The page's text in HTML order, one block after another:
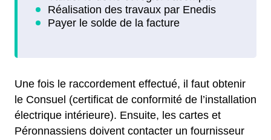
Une fois le raccordement effectué, il faut obtenir
le Consuel (certificat de conformité de l’installation
électrique intérieure). Ensuite, les cartes et
Péronnassiens doivent contacter un fournisseur